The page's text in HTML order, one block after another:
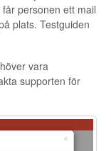
personen ett mail
plats. Testguiden
vara
supporten för